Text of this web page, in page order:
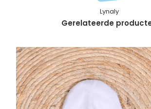
Gerelateerde
Lynaly